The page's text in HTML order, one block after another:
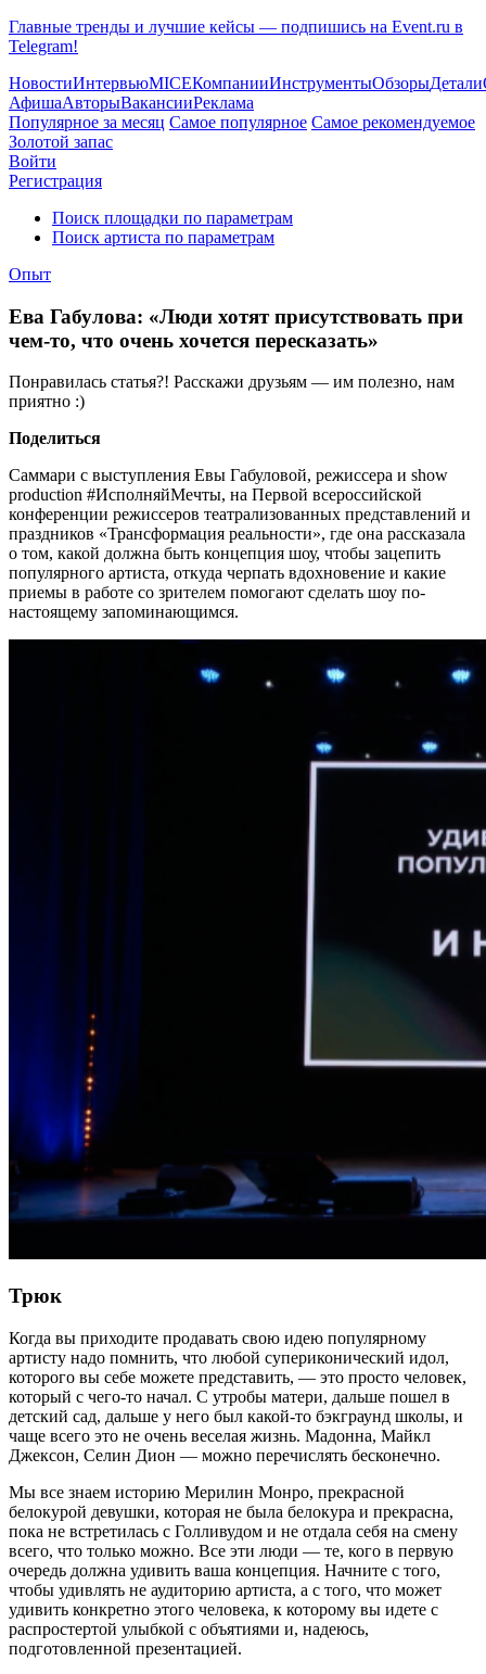
Главные тренды и лучшие кейсы — подпишись на Event.ru в
Telegram!
НовостиИнтервьюMICEКомпанииИнструментыОбзорыДетали
АфишаАвторыВакансииРеклама
Популярное за месяц Самое популярное Самое рекомендуемое
Золотой запас
Войти
Регистрация
Поиск площадки по параметрам
Поиск артиста по параметрам
Опыт
Ева Габулова: «Люди хотят присутствовать при
чем-то, что очень хочется пересказать»
Понравилась статья?! Расскажи друзьям — им полезно, нам
приятно :)
Поделиться
Саммари с выступления Евы Габуловой, режиссера и show
production #ИсполняйМечты, на Первой всероссийской
конференции режиссеров театрализованных представлений и
праздников «Трансформация реальности», где она рассказала
о том, какой должна быть концепция шоу, чтобы зацепить
популярного артиста, откуда черпать вдохновение и какие
приемы в работе со зрителем помогают сделать шоу по-
настоящему запоминающимся.
Трюк
Когда вы приходите продавать свою идею популярному
артисту надо помнить, что любой супериконический идол,
которого вы себе можете представить, — это просто человек,
который с чего-то начал. С утробы матери, дальше пошел в
детский сад, дальше у него был какой-то бэкграунд школы, и
чаще всего это не очень веселая жизнь. Мадонна, Майкл
Джексон, Селин Дион — можно перечислять бесконечно.
Мы все знаем историю Мерилин Монро, прекрасной
белокурой девушки, которая не была белокура и прекрасна,
пока не встретилась с Голливудом и не отдала себя на смену
всего, что только можно. Все эти люди — те, кого в первую
очередь должна удивить ваша концепция. Начните с того,
чтобы удивлять не аудиторию артиста, а с того, что может
удивить конкретно этого человека, к которому вы идете с
распростертой улыбкой с объятиями и, надеюсь,
подготовленной презентацией.